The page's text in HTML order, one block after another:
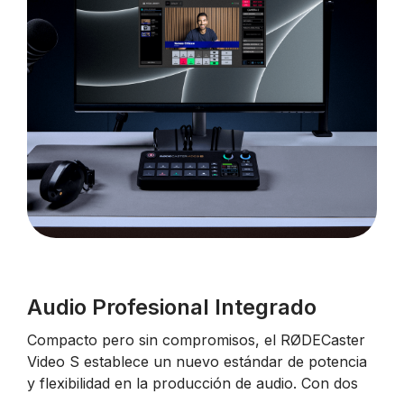
Audio Profesional Integrado
Compacto pero sin compromisos, el RØDECaster
Video S establece un nuevo estándar de potencia
y flexibilidad en la producción de audio. Con dos